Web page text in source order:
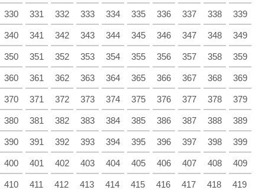
330 331 332 333 334 335 336 337 338 339
340 341 342 343 344 345 346 347 348 349
350 351 352 353 354 355 356 357 358 359
360 361 362 363 364 365 366 367 368 369
370 371 372 373 374 375 376 377 378 379
380 381 382 383 384 385 386 387 388 389
390 391 392 393 394 395 396 397 398 399
400 401 402 403 404 405 406 407 408 409
410 411 412 413 414 415 416 417 418 419